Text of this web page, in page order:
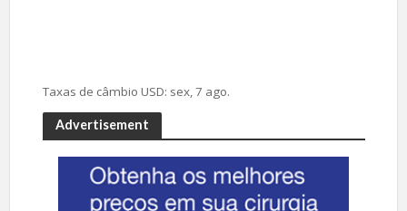
Taxas de câmbio USD: sex, 7 ago.
Advertisement